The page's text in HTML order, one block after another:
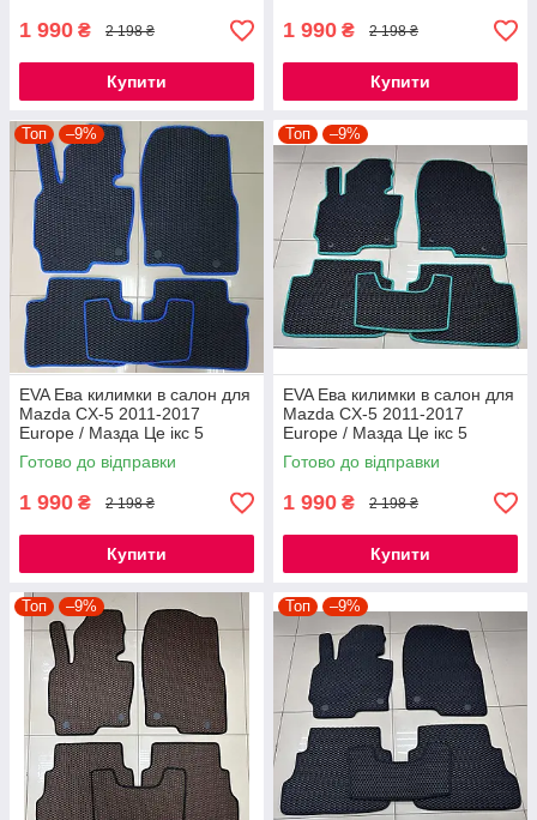
1 990 ₴ 2 198 ₴
Купити
1 990 ₴ 2 198 ₴
Купити
Топ –9%
EVA Ева килимки в салон для
Mazda CX-5 2011-2017
Europe / Мазда Це ікс 5
килимки
Готово до відправки
1 990 ₴ 2 198 ₴
Купити
Топ –9%
EVA Ева килимки в салон для
Mazda CX-5 2011-2017
Europe / Мазда Це ікс 5
килимки
Готово до відправки
1 990 ₴ 2 198 ₴
Купити
Топ –9% Топ –9%